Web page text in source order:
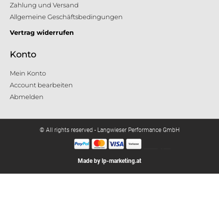
Zahlung und Versand
Allgemeine Geschäftsbedingungen
Vertrag widerrufen
Konto
Mein Konto
Account bearbeiten
Abmelden
© All rights reserved - Langwieser Performance GmbH
Made by lp-marketing.at